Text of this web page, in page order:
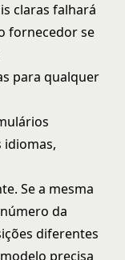
claras falhará
fornecedor se
para qualquer
Se a mesma
da
diferentes
precisa